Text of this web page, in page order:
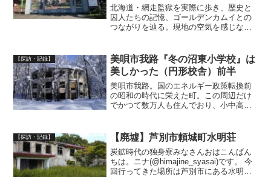
北海道・網走監獄を実際に歩き、歴史と
囚人たちの記憶、ゴールデンカムイとの
つながりを辿る。現地の空気を感じなが
【探訪・記録】
美唄市我路『冬の沼東小学校』は
美しかった（円形校舎）前半
美唄市我路。国のエネルギー政策転換前
の昭和の時代に栄えた町。この周辺だけ
でかつて数万人も住んでおり、小中高校
がいるのみ。かつての繁栄はどこに行っ
たのか。昭和の夢の跡と言...
【探訪・記録】 【廃墟】芦別市頼城町水明荘
炭鉱時代の独身寮みなさんおはこんばん
ちは。ニナ(@himajine_syasai)です。 今
回行ってきた場所は芦別市にある水明荘